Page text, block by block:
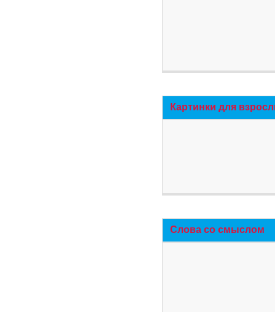
Картинки для
Слова со смыслом